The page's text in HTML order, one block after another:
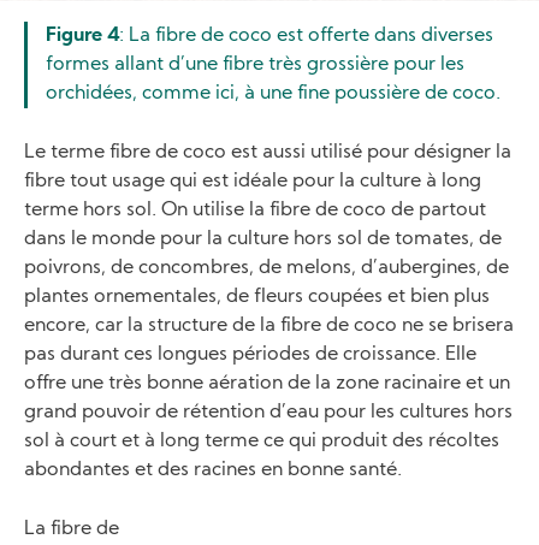
Figure 4: La fibre de coco est offerte dans diverses
formes allant d’une fibre très grossière pour les
orchidées, comme ici, à une fine poussière de coco.
Le terme fibre de coco est aussi utilisé pour désigner la
fibre tout usage qui est idéale pour la culture à long
terme hors sol. On utilise la fibre de coco de partout
dans le monde pour la culture hors sol de tomates, de
poivrons, de concombres, de melons, d’aubergines, de
plantes ornementales, de fleurs coupées et bien plus
encore, car la structure de la fibre de coco ne se brisera
pas durant ces longues périodes de croissance. Elle
offre une très bonne aération de la zone racinaire et un
grand pouvoir de rétention d’eau pour les cultures hors
sol à court et à long terme ce qui produit des récoltes
abondantes et des racines en bonne santé.
La fibre de